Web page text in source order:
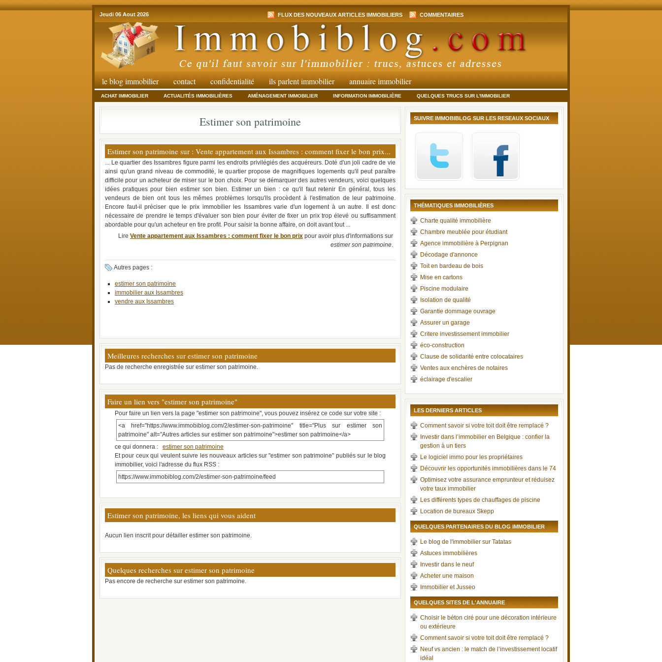
Jeudi 06 Aout 2026 FLUX DES NOUVEAUX ARTICLES IMMOBILIERS COMMENTAIRES
le blog immobilier contact confidentialité ils parlent immobilier annuaire immobilier
ACHAT IMMOBILIER ACTUALITÉS IMMOBILIÈRES AMÉNAGEMENT IMMOBILIER INFORMATION IMMOBILIÈRE QUELQUES TRUCS SUR L'IMMOBILIER
Estimer son patrimoine
Estimer son patrimoine sur : Vente appartement aux Issambres : comment fixer le bon prix...
... Le quartier des Issambres figure parmi les endroits privilégiés des acquéreurs. Doté d'un joli cadre de vie
ainsi qu'un grand niveau de commodité, le quartier propose de magnifiques logements qu'il peut paraître
difficile pour un acheteur de miser sur le bon choix. Pour se démarquer des autres vendeurs, voici quelques
idées pratiques pour bien estimer son bien. Estimer un bien : ce qu'il faut retenir En général, tous les
vendeurs de bien ont tous les mêmes problèmes lorsqu'ils procèdent à l'estimation de leur patrimoine.
Encore faut-il préciser que le prix immobilier les Issambres varie d'un logement à un autre. Il est donc
nécessaire de prendre le temps d'évaluer son bien pour éviter de fixer un prix trop élevé ou suffisamment
abordable pour qu'un acheteur en tire profit. Pour saisir la bonne affaire, on doit avant tout ...
Lire Vente appartement aux Issambres : comment fixer le bon prix pour avoir plus d'informations sur
estimer son patrimoine.
Autres pages :
estimer son patrimoine
immobilier aux Issambres
vendre aux Issambres
Meilleures recherches sur estimer son patrimoine
Pas de recherche enregistrée sur estimer son patrimoine.
Faire un lien vers "estimer son patrimoine"
Pour faire un lien vers la page "estimer son patrimoine", vous pouvez insérez ce code sur votre site :
<a href="https://www.immobiblog.com/2/estimer-son-patrimoine" title="Plus sur estimer son
patrimoine" alt="Autres articles sur estimer son patrimoine">estimer son patrimoine</a>
ce qui donnera :
estimer son patrimoine
Et pour ceux qui veulent suivre les nouveaux articles sur "estimer son patrimoine" publiés sur le blog
immobilier, voici l'adresse du flux RSS :
https://www.immobiblog.com/2/estimer-son-patrimoine/feed
Estimer son patrimoine, les liens qui vous aident
Aucun lien inscrit pour détailler estimer son patrimoine.
Quelques recherches sur estimer son patrimoine
Pas encore de recherche sur estimer son patrimoine.
SUIVRE IMMOBIBLOG SUR LES RESEAUX SOCIAUX
THÉMATIQUES IMMOBILIÈRES
Charte qualité immobilière
Chambre meublée pour étudiant
Agence immobilière à Perpignan
Décodage d'annonce
Toit en bardeau de bois
Mise en cartons
Piscine modulaire
Isolation de qualité
Garantie dommage ouvrage
Assurer un garage
Critere investissement immobilier
éco-construction
Clause de solidarité entre colocataires
Ventes aux enchères de notaires
éclairage d'escalier
LES DERNIERS ARTICLES
Comment savoir si votre toit doit être remplacé ?
Investir dans l’immobilier en Belgique : confier la
gestion à un tiers
Le logiciel immo pour les propriétaires
Découvrir les opportunités immobilières dans le 74
Optimisez votre assurance emprunteur et réduisez
votre taux immobilier
Les différents types de chauffages de piscine
Location de bureaux Skepp
QUELQUES PARTENAIRES DU BLOG IMMOBILIER
Le blog de l'immobilier sur Tatatas
Astuces immobilières
Investir dans le neuf
Acheter une maison
Immobilier et Jusseo
QUELQUES SITES DE L'ANNUAIRE
Choisir le béton ciré pour une décoration intérieure
ou extérieure
Comment savoir si votre toit doit être remplacé ?
Neuf vs ancien : le match de l’investissement locatif
idéal